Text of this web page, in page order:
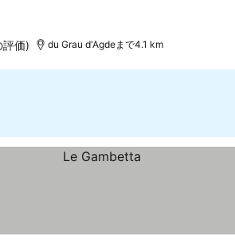
価) du Grau d'Agdeまで4.1 km